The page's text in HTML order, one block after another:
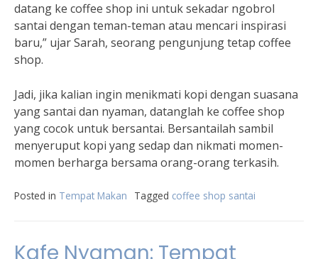
datang ke coffee shop ini untuk sekadar ngobrol
santai dengan teman-teman atau mencari inspirasi
baru,” ujar Sarah, seorang pengunjung tetap coffee
shop.
Jadi, jika kalian ingin menikmati kopi dengan suasana
yang santai dan nyaman, datanglah ke coffee shop
yang cocok untuk bersantai. Bersantailah sambil
menyeruput kopi yang sedap dan nikmati momen-
momen berharga bersama orang-orang terkasih.
Posted in Tempat Makan Tagged coffee shop santai
Kafe Nyaman: Tempat